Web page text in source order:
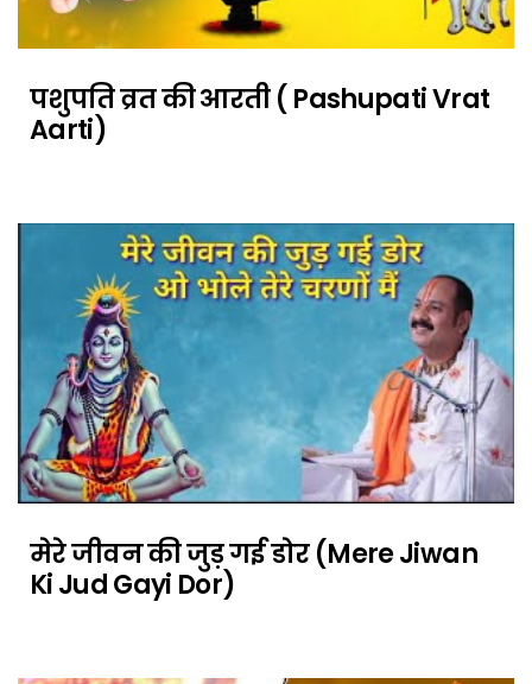
पशुपति व्रत की आरती ( Pashupati Vrat
Aarti)
मेरे जीवन की जुड़ गई डोर (Mere Jiwan
Ki Jud Gayi Dor)